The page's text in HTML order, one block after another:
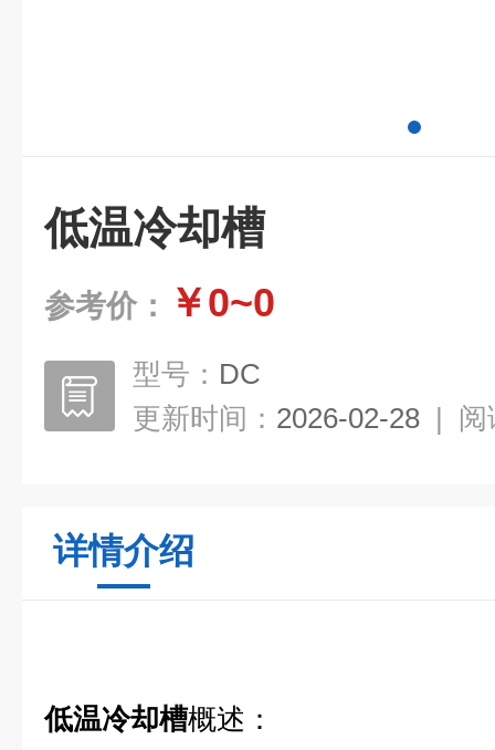
低温冷却槽
参考价： ￥0~0
型号： DC
更新时间： 2026-02-28 | 阅
详情介绍
低温冷却槽概述：